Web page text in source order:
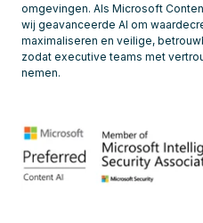
omgevingen. Als Microsoft
wij geavanceerde AI om
maximaliseren en veilige,
zodat executive teams met
nemen.